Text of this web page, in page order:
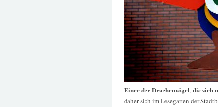
Einer der Drachenvögel, die sich
daher sich im Lesegarten der